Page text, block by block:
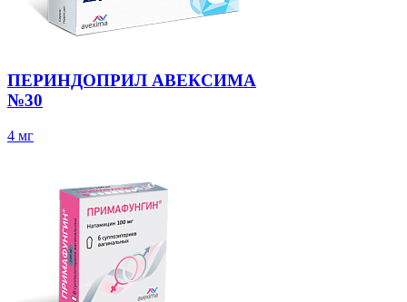
ПЕРИНДОПРИЛ АВЕКСИМА
№30
4 мг